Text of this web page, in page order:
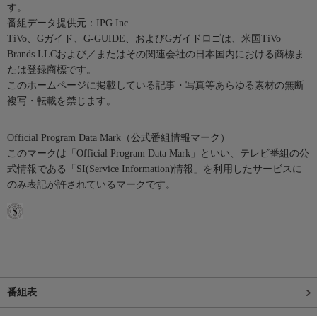
す。
番組データ提供元：IPG Inc.
TiVo、Gガイド、G-GUIDE、およびGガイドロゴは、米国TiVo
Brands LLCおよび／またはその関連会社の日本国内における商標ま
たは登録商標です。
このホームページに掲載している記事・写真等あらゆる素材の無断
複写・転載を禁じます。
Official Program Data Mark（公式番組情報マーク）
このマークは「Official Program Data Mark」といい、テレビ番組の公
式情報である「SI(Service Information)情報」を利用したサービスに
のみ表記が許されているマークです。
番組表